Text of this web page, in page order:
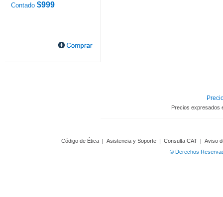
Contado $999
Precios expresados
Código de Ética | Asistencia y Soporte | Consulta CAT | Aviso
© Derechos